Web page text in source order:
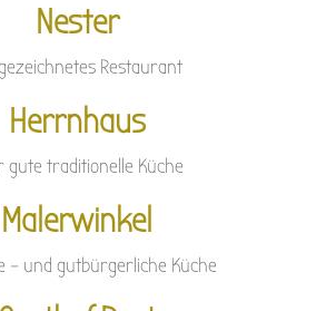
Nester
Restaurant
Herrnhaus
gute traditionelle Küche
Malerwinkel
– und gutbürgerliche Küche